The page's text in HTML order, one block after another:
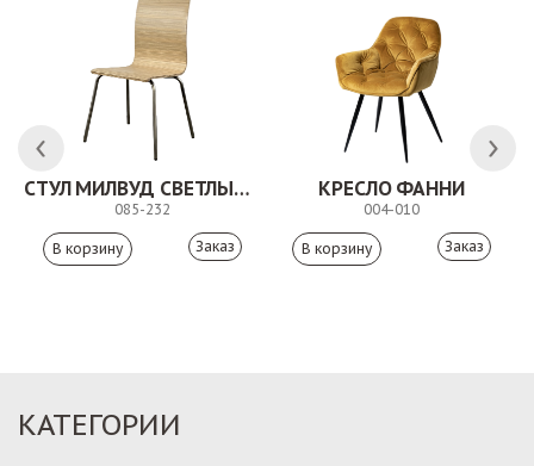
СТУЛ МИЛВУД СВЕТЛЫЙ ШЕЛК
085-232
Заказ
КРЕСЛО ФАННИ
004-010
Заказ
КАТЕГОРИИ